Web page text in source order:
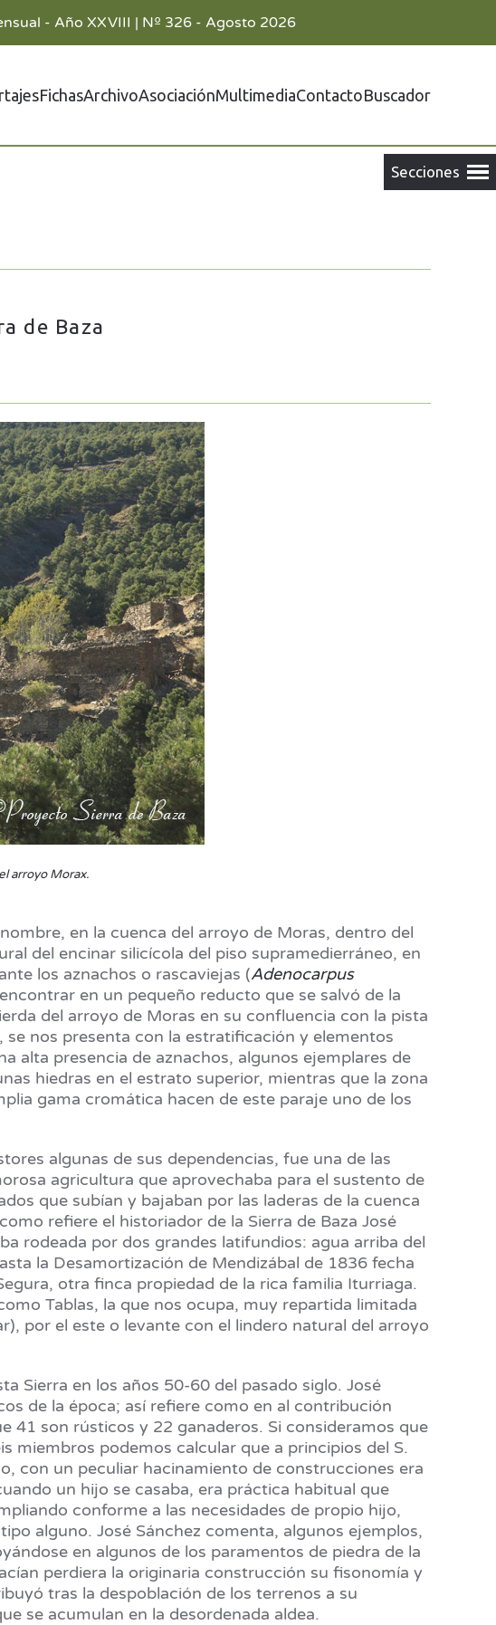
- Año XXVIII | Nº 326 - Agosto 2026
FichasArchivoAsociaciónMultimediaContactoBuscador
de Baza
arroyo Morax.
en la cuenca del arroyo de Moras, dentro del
del encinar silicícola del piso supramedierráneo, en
los aznachos o rascaviejas (Adenocarpus
en un pequeño reducto que se salvó de la
del arroyo de Moras en su confluencia con la pista
se nos presenta con la estratificación y elementos
alta presencia de aznachos, algunos ejemplares de
hiedras en el estrato superior, mientras que la zona
gama cromática hacen de este paraje uno de los
algunas de sus dependencias, fue una de las
agricultura que aprovechaba para el sustento de
que subían y bajaban por las laderas de la cuenca
refiere el historiador de la Sierra de Baza José
rodeada por dos grandes latifundios: agua arriba del
la Desamortización de Mendizábal de 1836 fecha
otra finca propiedad de la rica familia Iturriaga.
Tablas, la que nos ocupa, muy repartida limitada
por el este o levante con el lindero natural del arroyo
Sierra en los años 50-60 del pasado siglo. José
de la época; así refiere como en al contribución
41 son rústicos y 22 ganaderos. Si consideramos que
miembros podemos calcular que a principios del S.
con un peculiar hacinamiento de construcciones era
un hijo se casaba, era práctica habitual que
conforme a las necesidades de propio hijo,
alguno. José Sánchez comenta, algunos ejemplos,
en algunos de los paramentos de piedra de la
perdiera la originaria construcción su fisonomía y
tras la despoblación de los terrenos a su
se acumulan en la desordenada aldea.